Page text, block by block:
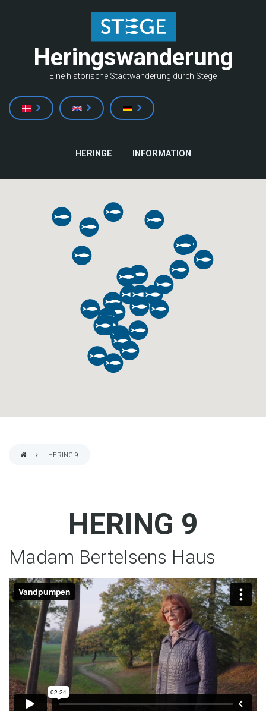
Heringswanderung
Eine historische Stadtwanderung durch Stege
HAUPTNAVIGATION
HERINGE INFORMATION
HERING 9
HERING 9
Madam Bertelsens Haus